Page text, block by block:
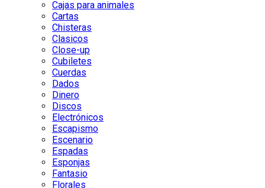
Cajas para animales
Cartas
Chisteras
Clasicos
Close-up
Cubiletes
Cuerdas
Dados
Dinero
Discos
Electrónicos
Escapismo
Escenario
Espadas
Esponjas
Fantasio
Florales